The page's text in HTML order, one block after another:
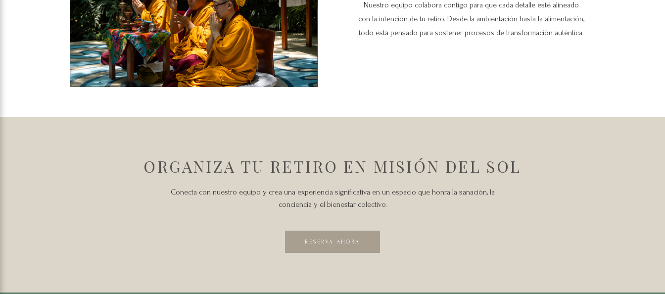
Nuestro equipo colabora contigo para que cada detalle esté alineado
con la intención de tu retiro. Desde la ambientación hasta la alimentación,
todo está pensado para sostener procesos de transformación auténtica.
ORGANIZA TU RETIRO EN MISIÓN DEL SOL
Conecta con nuestro equipo y crea una experiencia significativa en un espacio que honra la sanación, la
conciencia y el bienestar colectivo.
RESERVA AHORA